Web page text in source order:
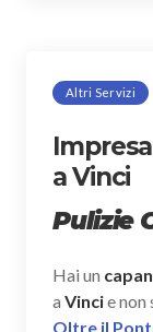
Altri Servizi
a Vinci
Pulizie
Hai un
a Vincie non
Oltre il